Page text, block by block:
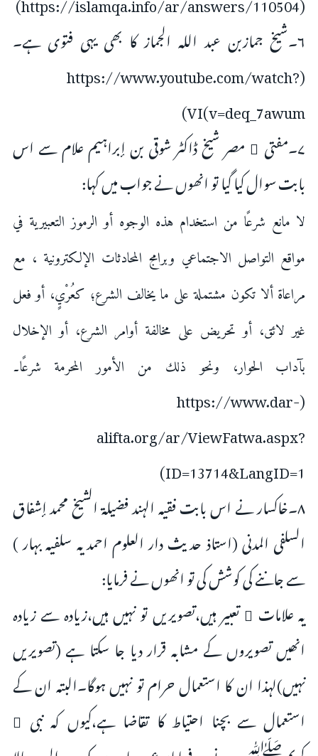
۶۔شیخ جمازبن عبد اللہ الجماز کا بھی یہی فتوی ہے۔
(https://www.youtube.com/watch?
v=deq_7awum)VI)
۷۔مفتی ٔ مصر شیخ ڈاکٹر شوقی بن إبراہیم علام سے اس
بابت سوال کیا گیا تو انھوں نے جواب میں کہا:
لا مانع شرعًا من استخدام هذه الوجوه أو الرموز التعبيرية في
مواقع التواصل الاجتماعي وبرامج المحادثات الإلكترونية ، مع
مراعاة ألا تكون مشتملة على ما يخالف الشرع؛ كعُرْيٍ، أو فعل
غير لائق، أو تحريض على مخالفة أوامر الشرع، أو الإخلال
بآداب الحوار، ونحو ذلك من الأمور المحرمة شرعًا۔
(https://www.dar-
alifta.org/ar/ViewFatwa.aspx?
ID=13714&LangID=1)
۸۔خاکسار نے اس بابت فقیہ الہند فضیلۃ الشیخ محمد إشفاق
السلفی المدنی (استاذ حدیث دار العلوم احمدیہ سلفیہ بہار )
سے جاننے کی کوشش کی تو انھوں نے فرمایا:
یہ علامات ِ تعبیر ہیں،تصویریں تو نہیں ہیں،زیادہ سے زیادہ
انھیں تصویروں کے مشابہ قرار دیا جا سکتا ہے (تصویریں
نہیں)لہذا ان کا استعمال حرام تو نہیں ہوگا۔البتہ ان کے
استعمال سے بچنا احتیاط کا تقاضا ہے،کیوں کہ نبی ٔ